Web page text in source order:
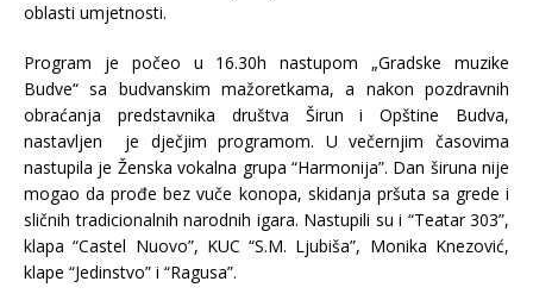
oblasti umjetnosti.
Program je počeo u 16.30h nastupom „Gradske muzike
Budve“ sa budvanskim mažoretkama, a nakon pozdravnih
obraćanja predstavnika društva Širun i Opštine Budva,
nastavljen je dječjim programom. U večernjim časovima
nastupila je Ženska vokalna grupa “Harmonija”. Dan širuna nije
mogao da prođe bez vuče konopa, skidanja pršuta sa grede i
sličnih tradicionalnih narodnih igara. Nastupili su i “Teatar 303”,
klapa “Castel Nuovo”, KUC “S.M. Ljubiša”, Monika Knezović,
klape “Jedinstvo” i “Ragusa”.